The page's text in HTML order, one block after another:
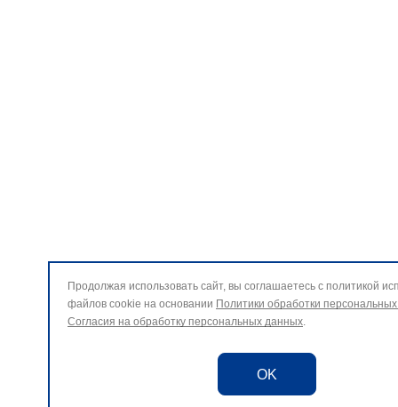
Продолжая использовать сайт, вы соглашаетесь с политикой
файлов cookie на основании Политики обработки
Согласия на обработку персональных данных.
OK